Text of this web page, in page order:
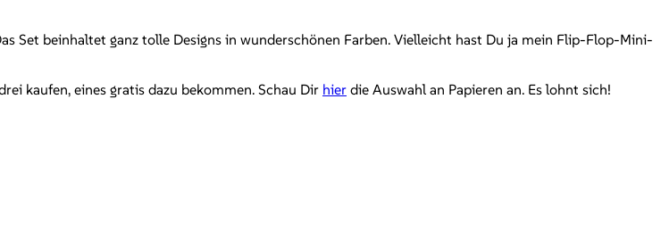
Set beinhaltet ganz tolle Designs in wunderschönen Farben. Vielleicht hast Du ja mein Flip-Flop-Mini-
kaufen, eines gratis dazu bekommen. Schau Dir hier die Auswahl an Papieren an. Es lohnt sich!